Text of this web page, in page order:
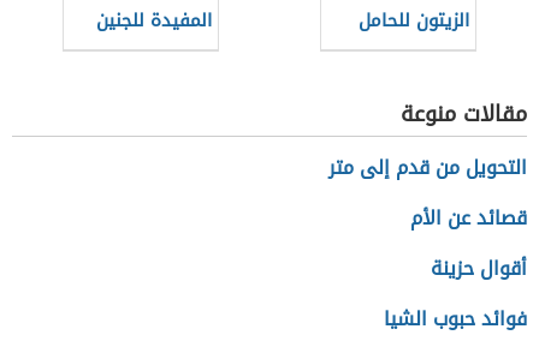
الزيتون للحامل
المفيدة للجنين
مقالات منوعة
التحويل من قدم إلى متر
قصائد عن الأم
أقوال حزينة
فوائد حبوب الشيا